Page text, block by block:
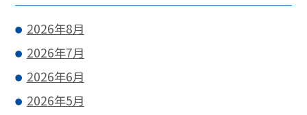
2026年8月
2026年7月
2026年6月
2026年5月